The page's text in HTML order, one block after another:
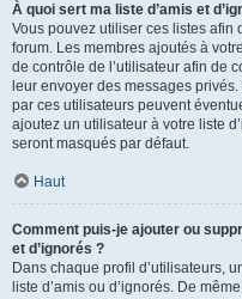
À quoi sert ma liste d’amis et
Vous pouvez utiliser ces listes afin
forum. Les membres ajoutés à
de contrôle de l’utilisateur afin de
leur envoyer des messages
par ces utilisateurs peuvent
ajoutez un utilisateur à votre liste
seront masqués par défaut.
Haut
Comment puis-je ajouter ou
et d’ignorés ?
Dans chaque profil d’utilisateurs,
liste d’amis ou d’ignorés. De